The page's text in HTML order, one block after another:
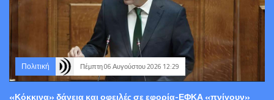
Πολιτική Πέμπτη 06 Αυγούστου 2026 12:29
«Κόκκινα» δάνεια και οφειλές σε εφορία-ΕΦΚΑ «πνίγουν»